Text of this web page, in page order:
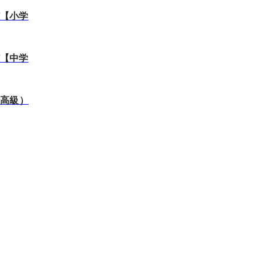
小学
中学
級）